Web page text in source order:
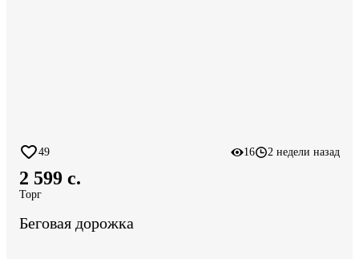
49 16 2 недели назад
2 599 c.
Торг
Беговая дорожка